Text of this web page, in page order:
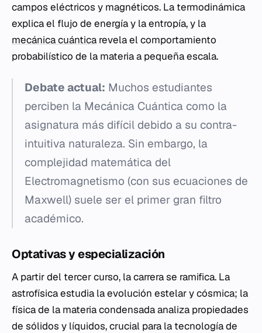
campos eléctricos y magnéticos. La termodinámica
explica el flujo de energía y la entropía, y la
mecánica cuántica revela el comportamiento
probabilístico de la materia a pequeña escala.
Debate actual: Muchos estudiantes
perciben la Mecánica Cuántica como la
asignatura más difícil debido a su contra-
intuitiva naturaleza. Sin embargo, la
complejidad matemática del
Electromagnetismo (con sus ecuaciones de
Maxwell) suele ser el primer gran filtro
académico.
Optativas y especialización
A partir del tercer curso, la carrera se ramifica. La
astrofísica estudia la evolución estelar y cósmica; la
física de la materia condensada analiza propiedades
de sólidos y líquidos, crucial para la tecnología de